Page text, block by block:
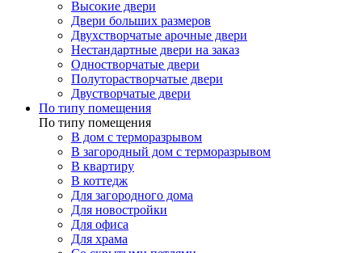
Высокие двери
Двери больших размеров
Двухстворчатые арочные двери
Нестандартные двери на заказ
Одностворчатые двери
Полуторастворчатые двери
Двустворчатые двери
По типу помещения
По типу помещения
В дом с терморазрывом
В загородный дом с терморазрывом
В квартиру
В коттедж
Для загородного дома
Для новостройки
Для офиса
Для храма